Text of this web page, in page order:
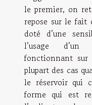
le premier, on
repose sur le
doté d’une
l’usage
fonctionnant sur
plupart des cas
le réservoir qui
forme qui est